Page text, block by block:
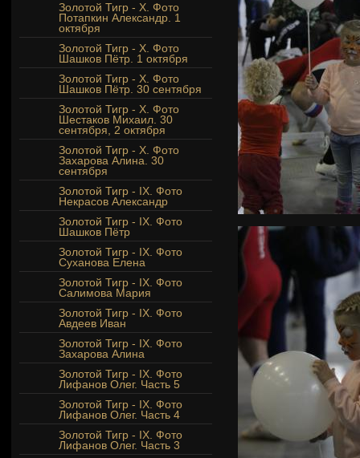
Золотой Тигр - Х. Фото
Потапкин Александр. 1
октября
Золотой Тигр - Х. Фото
Шашков Пётр. 1 октября
Золотой Тигр - Х. Фото
Шашков Пётр. 30 сентября
Золотой Тигр - Х. Фото
Шестаков Михаил. 30
сентября, 2 октября
Золотой Тигр - X. Фото
Захарова Алина. 30
сентября
Золотой Тигр - IX. Фото
Некрасов Александр
Золотой Тигр - IX. Фото
Шашков Пётр
Золотой Тигр - IX. Фото
Суханова Елена
Золотой Тигр - IX. Фото
Салимова Мария
Золотой Тигр - IX. Фото
Авдеев Иван
Золотой Тигр - IX. Фото
Захарова Алина
Золотой Тигр - IX. Фото
Лифанов Олег. Часть 5
Золотой Тигр - IX. Фото
Лифанов Олег. Часть 4
Золотой Тигр - IX. Фото
Лифанов Олег. Часть 3